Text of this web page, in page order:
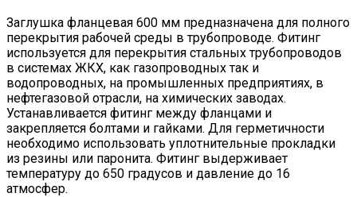
Заглушка фланцевая 600 мм предназначена для полного
перекрытия рабочей среды в трубопроводе. Фитинг
используется для перекрытия стальных трубопроводов
в системах ЖКХ, как газопроводных так и
водопроводных, на промышленных предприятиях, в
нефтегазовой отрасли, на химических заводах.
Устанавливается фитинг между фланцами и
закрепляется болтами и гайками. Для герметичности
необходимо использовать уплотнительные прокладки
из резины или паронита. Фитинг выдерживает
температуру до 650 градусов и давление до 16
атмосфер.